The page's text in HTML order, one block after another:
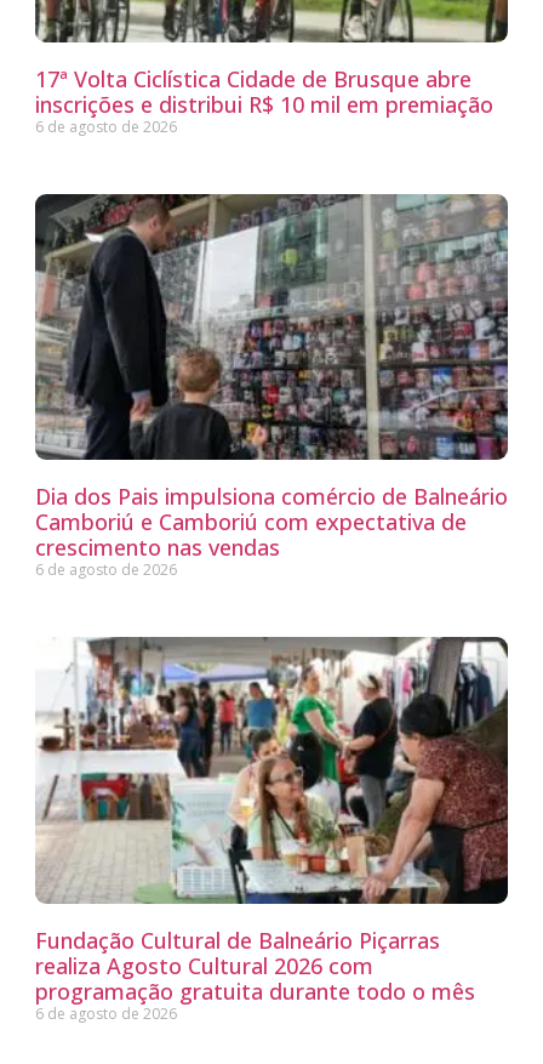
17ª Volta Ciclística Cidade de Brusque abre
inscrições e distribui R$ 10 mil em premiação
6 de agosto de 2026
Dia dos Pais impulsiona comércio de Balneário
Camboriú e Camboriú com expectativa de
crescimento nas vendas
6 de agosto de 2026
Fundação Cultural de Balneário Piçarras
realiza Agosto Cultural 2026 com
programação gratuita durante todo o mês
6 de agosto de 2026